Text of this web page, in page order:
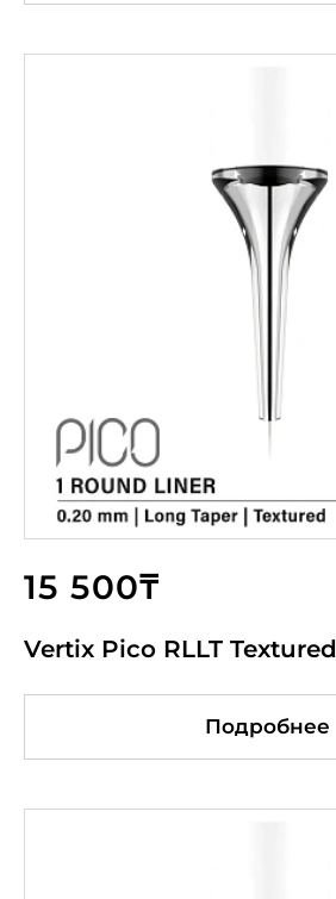
15 500₸
Vertix Pico RLLT Textured
Подробнее